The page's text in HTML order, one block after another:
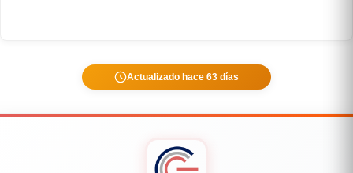
Actualizado hace 63 días